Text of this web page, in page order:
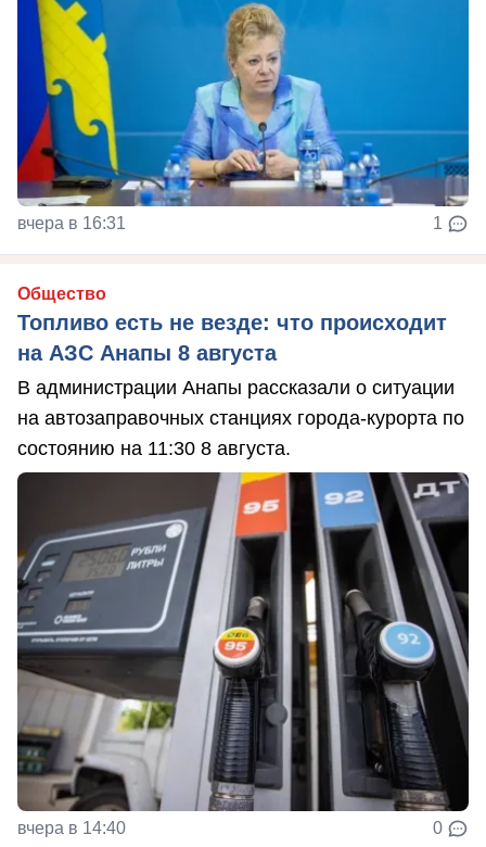
вчера в 16:31 1
Общество
Топливо есть не везде: что происходит
на АЗС Анапы 8 августа
В администрации Анапы рассказали о ситуации
на автозаправочных станциях города-курорта по
состоянию на 11:30 8 августа.
вчера в 14:40 0